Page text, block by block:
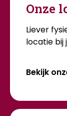
Onze
Liever
locatie bij
Bekijk